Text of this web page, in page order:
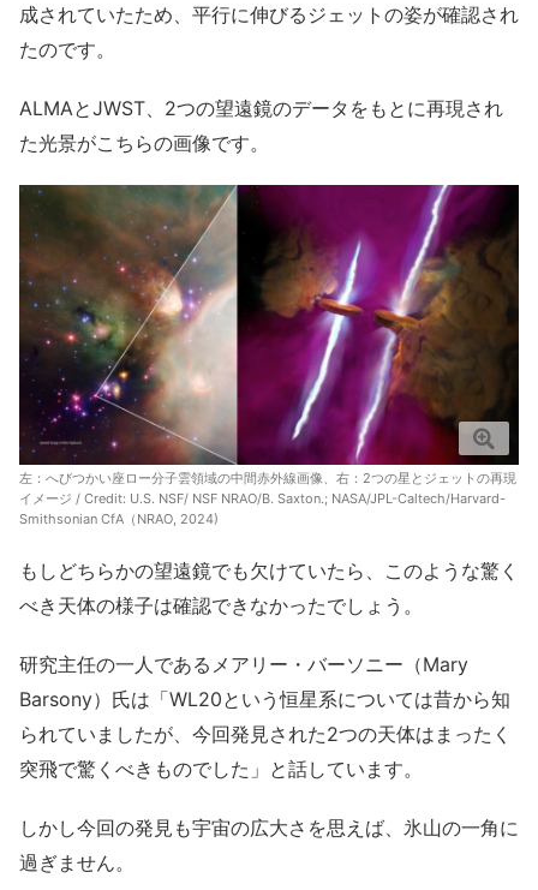
成されていたため、平行に伸びるジェットの姿が確認され
たのです。
ALMAとJWST、2つの望遠鏡のデータをもとに再現され
た光景がこちらの画像です。
左：へびつかい座ロー分子雲領域の中間赤外線画像、右：2つの星とジェットの再現
イメージ / Credit: U.S. NSF/ NSF NRAO/B. Saxton.; NASA/JPL-Caltech/Harvard-
Smithsonian CfA（NRAO, 2024)
もしどちらかの望遠鏡でも欠けていたら、このような驚く
べき天体の様子は確認できなかったでしょう。
研究主任の一人であるメアリー・バーソニー（Mary
Barsony）氏は「WL20という恒星系については昔から知
られていましたが、今回発見された2つの天体はまったく
突飛で驚くべきものでした」と話しています。
しかし今回の発見も宇宙の広大さを思えば、氷山の一角に
過ぎません。